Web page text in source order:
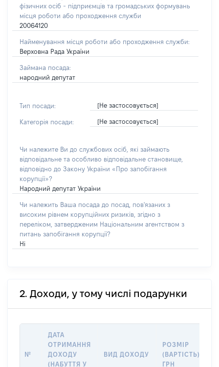
фізичних осіб - підприємців та громадських формувань
місця роботи або проходження служби
20064120
Найменування місця роботи або проходження служби:
Верховна Рада України
Займана посада:
народний депутат
Тип посади: [Не застосовується]
Категорія посади: [Не застосовується]
Чи належите Ви до службових осіб, які займають
відповідальне та особливо відповідальне становище,
відповідно до Закону України «Про запобігання
корупції»?
Народний депутат України
Чи належить Ваша посада до посад, пов'язаних з
високим рівнем корупційних ризиків, згідно з
переліком, затвердженим Національним агентством з
питань запобігання корупції?
Ні
2. Доходи, у тому числі подарунки
№
ДАТА
ОТРИМАННЯ
ДОХОДУ
(НАБУТТЯ У
ВИД ДОХОДУ
РОЗМІР
(ВАРТІСТЬ),
ГРН